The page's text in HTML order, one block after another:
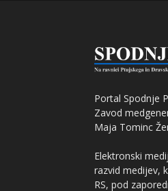
Portal Spodnje
Zavod
Maja Tominc
Elektronski
razvid medijev,
RS, pod